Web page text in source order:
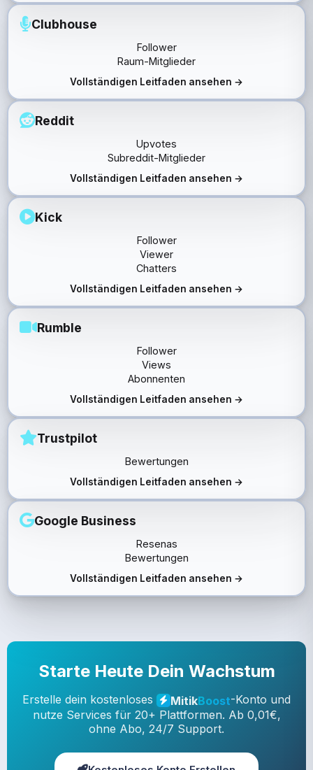
Clubhouse
Follower
Raum-Mitglieder
Vollständigen Leitfaden ansehen →
Reddit
Upvotes
Subreddit-Mitglieder
Vollständigen Leitfaden ansehen →
Kick
Follower
Viewer
Chatters
Vollständigen Leitfaden ansehen →
Rumble
Follower
Views
Abonnenten
Vollständigen Leitfaden ansehen →
Trustpilot
Bewertungen
Vollständigen Leitfaden ansehen →
Google Business
Resenas
Bewertungen
Vollständigen Leitfaden ansehen →
Starte Heute Dein Wachstum
Erstelle dein kostenloses MitikBoost-Konto und
nutze Services für 20+ Plattformen. Ab 0,01€,
ohne Abo, 24/7 Support.